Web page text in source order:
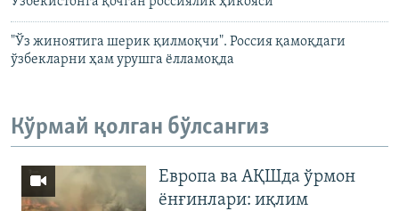
"Ўз жиноятига шерик қилмоқчи". Россия қамоқдаги
ўзбекларни ҳам урушга ёлламоқда
Кўрмай қолган бўлсангиз
Европа ва АҚШда ўрмон
ёнғинлари: иқлим